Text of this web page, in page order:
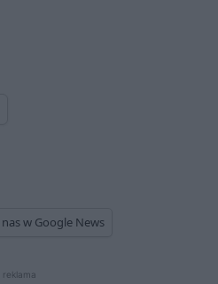
w Google News
reklama